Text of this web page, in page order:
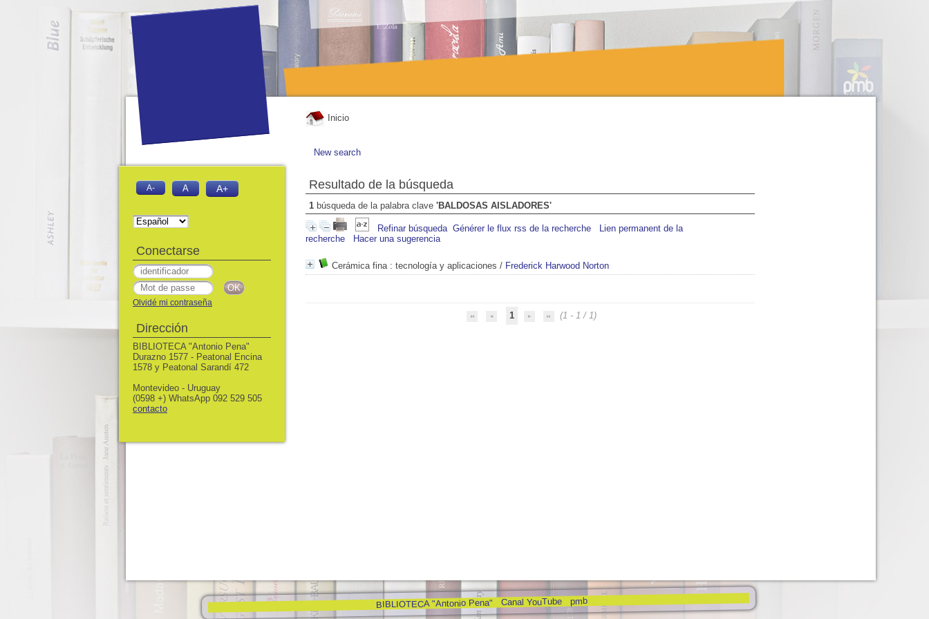
Inicio
New search
Resultado de la búsqueda
1 búsqueda de la palabra clave 'BALDOSAS AISLADORES'
Refinar búsqueda Générer le flux rss de la recherche
Lien permanent de la
recherche
Hacer una sugerencia
Cerámica fina: tecnología y aplicaciones / Frederick Harwood Norton
1 (1 - 1 / 1)
BIBLIOTECA "Antonio Pena" Canal YouTube pmb
A- A A+
Conectarse
Olvidé mi contraseña
Dirección
BIBLIOTECA "Antonio Pena"
Durazno 1577 - Peatonal Encina
1578 y Peatonal Sarandí 472
Montevideo - Uruguay
(0598 +) WhatsApp 092 529 505
contacto